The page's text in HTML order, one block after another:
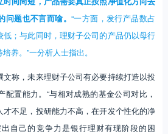
问题也不言而喻。“一方面，发行产品数占
；与此同时，理财子公司的产品仍以母行
养。”一分析人士指出。
称，未来理财子公司有必要持续打造以投
置能力。“与相对成熟的基金公司对比，
才不足，投研能力不高，在开发个性化的净
自己的竞争力是银行理财有现阶段的困